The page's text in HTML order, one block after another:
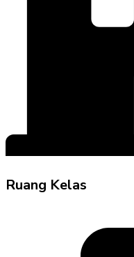
Ruang Kelas